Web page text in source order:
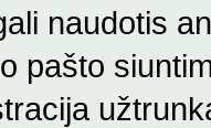
naudotis
pašto